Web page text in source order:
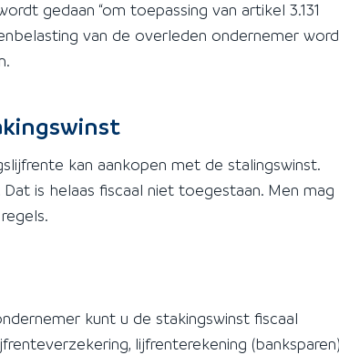
gedaan “om toepassing van artikel 3.131
van de overleden ondernemer
kan aankopen met de stalingswinst.
is helaas fiscaal niet toegestaan. Men mag
kunt u de stakingswinst fiscaal
lijfrenterekening